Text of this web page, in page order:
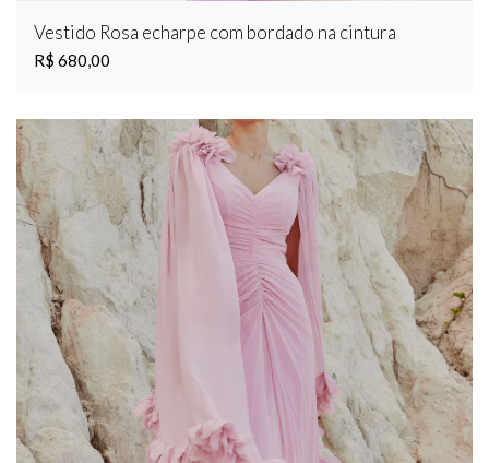
Vestido Rosa echarpe com bordado na cintura
R$ 680,00